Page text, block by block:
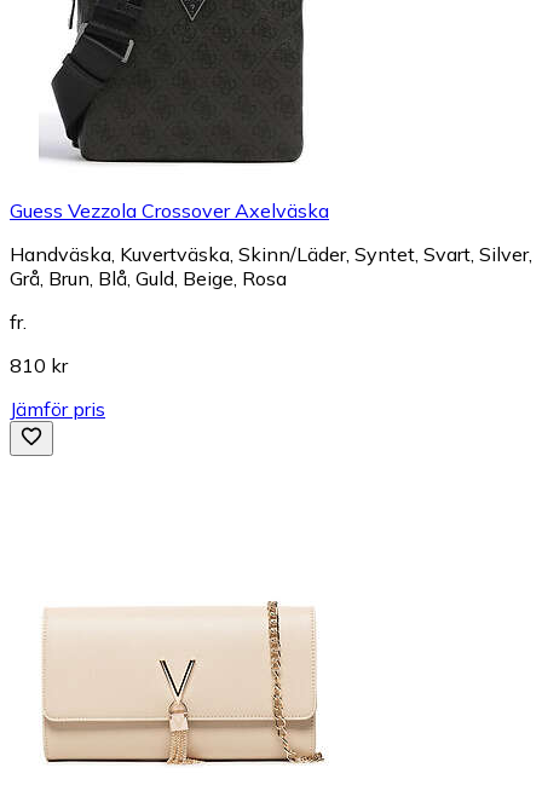
Guess Vezzola Crossover Axelväska
Handväska, Kuvertväska, Skinn/Läder, Syntet, Svart, Silver,
Grå, Brun, Blå, Guld, Beige, Rosa
fr.
810 kr
Jämför pris